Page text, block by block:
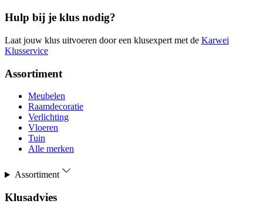
Hulp bij je klus nodig?
Laat jouw klus uitvoeren door een klusexpert met de Karwei
Klusservice
Assortiment
Meubelen
Raamdecoratie
Verlichting
Vloeren
Tuin
Alle merken
Assortiment
Klusadvies